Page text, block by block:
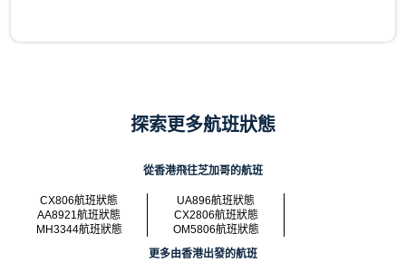
探索更多航班狀態
從香港飛往芝加哥的航班
CX806航班狀態
UA896航班狀態
AA8921航班狀態
CX2806航班狀態
MH3344航班狀態
OM5806航班狀態
更多由香港出發的航班